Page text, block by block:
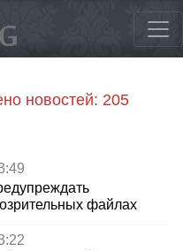
новостей: 205
файлах